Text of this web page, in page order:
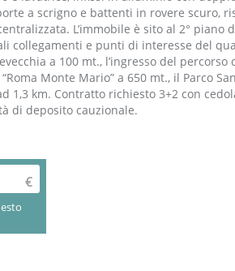
a scrigno e battenti in rovere scuro,
L’immobile è sito al 2° piano
collegamenti e punti di interesse del
a 100 mt., l’ingresso del percorso
Monte Mario” a 650 mt., il Parco
1,3 km. Contratto richiesto 3+2 con
di deposito cauzionale.